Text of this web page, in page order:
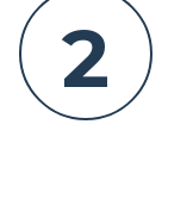
2